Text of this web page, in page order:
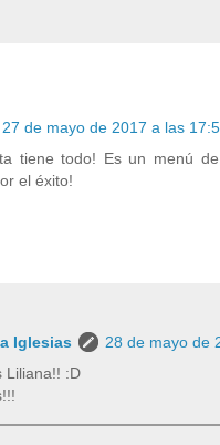
27 de mayo de 2017 a las
tiene todo! Es un menú
el éxito!
Iglesias
28 de mayo de
Liliana!! :D